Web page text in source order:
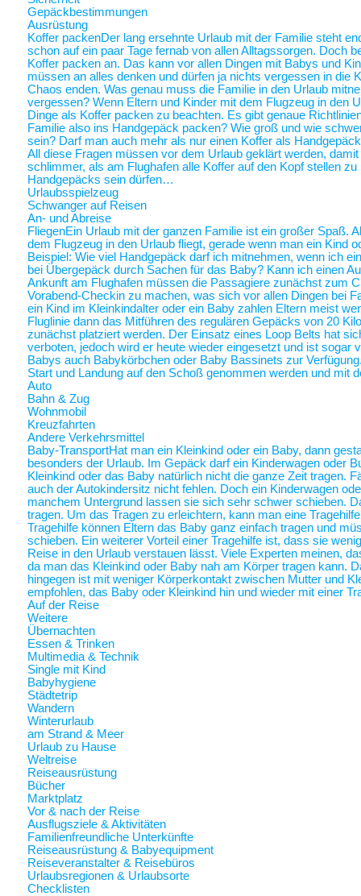
Gepäckbestimmungen
Ausrüstung
Koffer packenDer lang ersehnte Urlaub mit der Familie steht
schon auf ein paar Tage fernab von allen Alltagssorgen. Doch
Koffer packen an. Das kann vor allen Dingen mit Babys und
müssen an alles denken und dürfen ja nichts vergessen in die
Chaos enden. Was genau muss die Familie in den Urlaub
vergessen? Wenn Eltern und Kinder mit dem Flugzeug in den
Dinge als Koffer packen zu beachten. Es gibt genaue
Familie also ins Handgepäck packen? Wie groß und wie
sein? Darf man auch mehr als nur einen Koffer als
All diese Fragen müssen vor dem Urlaub geklärt werden,
schlimmer, als am Flughafen alle Koffer auf den Kopf stellen
Handgepäcks sein dürfen…
Urlaubsspielzeug
Schwanger auf Reisen
An- und Abreise
FliegenEin Urlaub mit der ganzen Familie ist ein großer Spaß.
dem Flugzeug in den Urlaub fliegt, gerade wenn man ein Kind
Beispiel: Wie viel Handgepäck darf ich mitnehmen, wenn ich
bei Übergepäck durch Sachen für das Baby? Kann ich einen
Ankunft am Flughafen müssen die Passagiere zunächst zum
Vorabend-Checkin zu machen, was sich vor allen Dingen bei
ein Kind im Kleinkindalter oder ein Baby zahlen Eltern meist
Fluglinie dann das Mitführen des regulären Gepäcks von 20
zunächst platziert werden. Der Einsatz eines Loop Belts hat
verboten, jedoch wird er heute wieder eingesetzt und ist sogar
Babys auch Babykörbchen oder Baby Bassinets zur
Start und Landung auf den Schoß genommen werden und mit
Auto
Bahn & Zug
Wohnmobil
Kreuzfahrten
Andere Verkehrsmittel
Baby-TransportHat man ein Kleinkind oder ein Baby, dann
besonders der Urlaub. Im Gepäck darf ein Kinderwagen oder
Kleinkind oder das Baby natürlich nicht die ganze Zeit tragen.
auch der Autokindersitz nicht fehlen. Doch ein Kinderwagen
manchem Untergrund lassen sie sich sehr schwer schieben.
tragen. Um das Tragen zu erleichtern, kann man eine
Tragehilfe können Eltern das Baby ganz einfach tragen und
schieben. Ein weiterer Vorteil einer Tragehilfe ist, dass sie
Reise in den Urlaub verstauen lässt. Viele Experten meinen,
da man das Kleinkind oder Baby nah am Körper tragen kann.
hingegen ist mit weniger Körperkontakt zwischen Mutter und
empfohlen, das Baby oder Kleinkind hin und wieder mit einer
Auf der Reise
Weitere
Übernachten
Essen & Trinken
Multimedia & Technik
Single mit Kind
Babyhygiene
Städtetrip
Wandern
Winterurlaub
am Strand & Meer
Urlaub zu Hause
Weltreise
Reiseausrüstung
Bücher
Marktplatz
Vor & nach der Reise
Ausflugsziele & Aktivitäten
Familienfreundliche Unterkünfte
Reiseausrüstung & Babyequipment
Reiseveranstalter & Reisebüros
Urlaubsregionen & Urlaubsorte
Checklisten